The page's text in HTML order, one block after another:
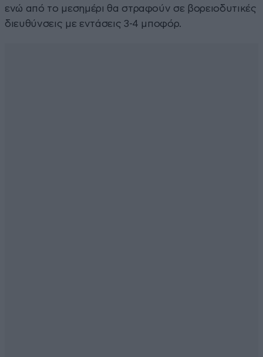
ενώ από το μεσημέρι θα στραφούν σε βορειοδυτικές
διευθύνσεις με εντάσεις 3-4 μποφόρ.